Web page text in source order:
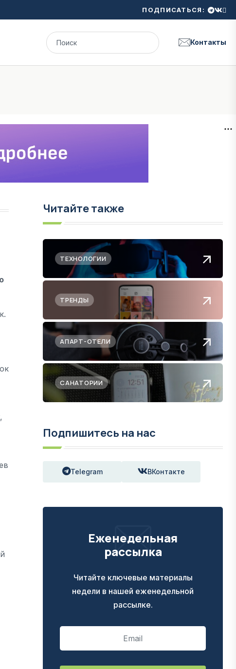
ПОДПИСАТЬСЯ:
Контакты
Читайте также
ТЕХНОЛОГИИ
ТРЕНДЫ
АПАРТ-ОТЕЛИ
САНАТОРИИ
Подпишитесь на нас
Telegram ВКонтакте
Еженедельная
рассылка
Читайте ключевые материалы
недели в нашей еженедельной
рассылке.